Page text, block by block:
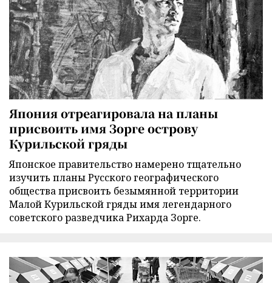
Япония отреагировала на планы
присвоить имя Зорге острову
Курильской гряды
Японское правительство намерено тщательно
изучить планы Русского географического
общества присвоить безымянной территории
Малой Курильской гряды имя легендарного
советского разведчика Рихарда Зорге.